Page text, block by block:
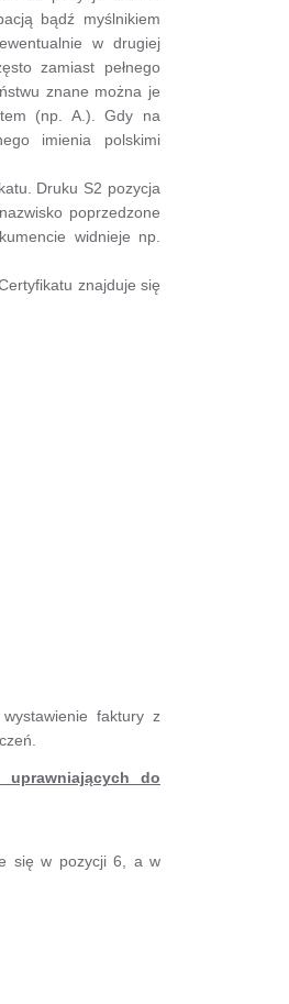
bądź myślnikiem
w drugiej
zamiast pełnego
znane można je
(np. A.). Gdy na
imienia polskimi
Druku S2 pozycja
poprzedzone
widnieje np.
znajduje się
faktury z
uprawniających do
się w pozycji 6, a w